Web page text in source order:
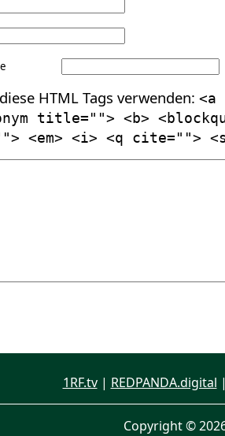
HTML Tags verwenden:
title=""> <b>
<em> <i> <q cite="">
1RF.tv| REDPANDA.digital
Copyright ©